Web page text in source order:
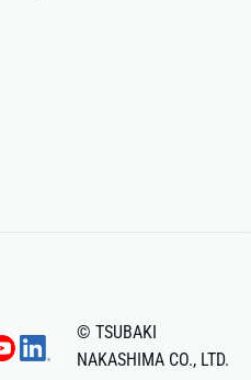
© TSUBAKI
NAKASHIMA CO., LTD.